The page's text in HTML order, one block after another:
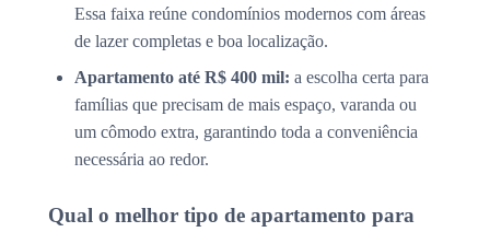
Essa faixa reúne condomínios modernos com áreas
de lazer completas e boa localização.
Apartamento até R$ 400 mil: a escolha certa para
famílias que precisam de mais espaço, varanda ou
um cômodo extra, garantindo toda a conveniência
necessária ao redor.
Qual o melhor tipo de apartamento para